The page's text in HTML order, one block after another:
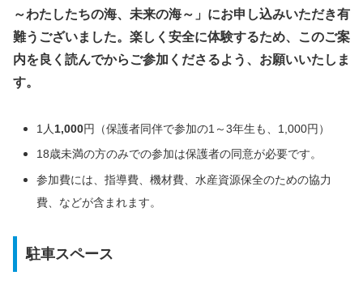
～わたしたちの海、未来の海～ 」にお申し込みいただき有
難うございました。楽しく安全に体験するため、このご案
内を良く読んでからご参加くださるよう、お願いいたしま
す。
1人 1,000円（保護者同伴で参加の1～3年生も、1,000円）
18歳未満の方のみでの参加は保護者の同意が必要です。
参加費には、指導費、機材費、水産資源保全のための協力
費、などが含まれます。
駐車スペース